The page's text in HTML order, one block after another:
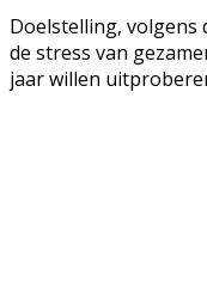
Doelstelling, volgens
de stress van
jaar willen